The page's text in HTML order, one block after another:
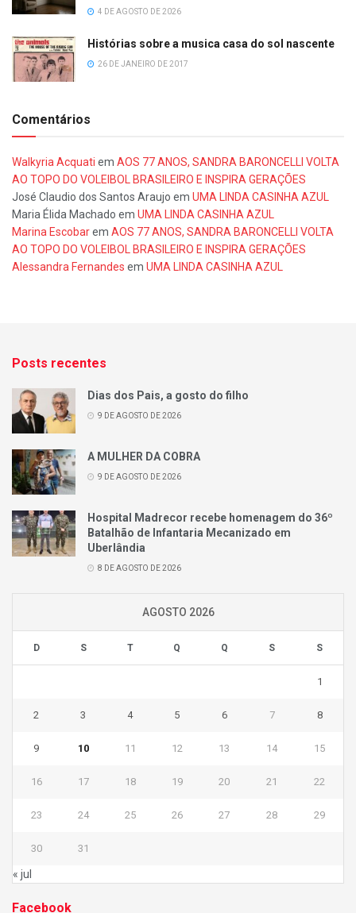
4 DE AGOSTO DE 2026
Histórias sobre a musica casa do sol nascente
26 DE JANEIRO DE 2017
Comentários
Walkyria Acquati em AOS 77 ANOS, SANDRA BARONCELLI VOLTA
AO TOPO DO VOLEIBOL BRASILEIRO E INSPIRA GERAÇÕES
José Claudio dos Santos Araujo em UMA LINDA CASINHA AZUL
Maria Élida Machado em UMA LINDA CASINHA AZUL
Marina Escobarem AOS 77 ANOS, SANDRA BARONCELLI VOLTA
AO TOPO DO VOLEIBOL BRASILEIRO E INSPIRA GERAÇÕES
Alessandra Fernandes em UMA LINDA CASINHA AZUL
Posts recentes
Dias dos Pais, a gosto do filho
9 DE AGOSTO DE 2026
A MULHER DA COBRA
9 DE AGOSTO DE 2026
Hospital Madrecor recebe homenagem do 36º
Batalhão de Infantaria Mecanizado em
Uberlândia
8 DE AGOSTO DE 2026
AGOSTO 2026
D S T Q Q S S
1
2 3 4 5 6 7 8
9 10 11 12 13 14 15
16 17 18 19 20 21 22
23 24 25 26 27 28 29
30 31
« jul
Facebook